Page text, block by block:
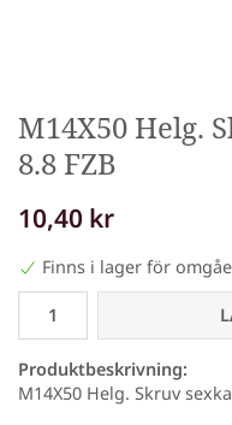
M14X50 Helg.
8.8 FZB
10,40 kr
Finns i lager för
Produktbeskrivning:
M14X50 Helg. Skruv